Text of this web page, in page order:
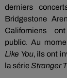
derniers
Bridgestone
Californiens
public. Au
Like You, ils ont
la série Stranger